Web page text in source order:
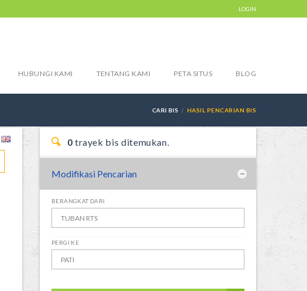
LOGIN
HUBUNGI KAMI TENTANG KAMI PETA SITUS BLOG
CARI BIS HASIL PENCARIAN BIS
0 trayek bis ditemukan.
Modifikasi Pencarian
BERANGKAT DARI
PERGI KE